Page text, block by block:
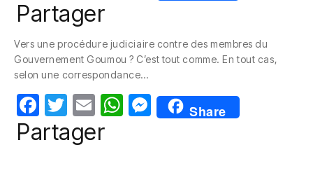
a
e
b
o
o
k
w
itt
er
m
s
A
p
p
e
e
g
er
Partager
Vers une procédure judiciaire contre des membres du
Gouvernement Goumou ? C’est tout comme. En tout cas,
selon une correspondance…
F
a
T
w
itt
E
m
W M
e
Share
Partager